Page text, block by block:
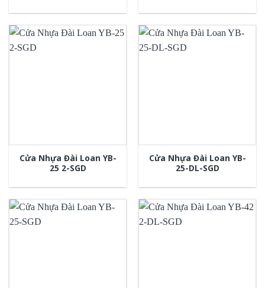
Cửa Nhựa Đài Loan YB-
25 2-SGD
Cửa Nhựa Đài Loan YB-
25-DL-SGD